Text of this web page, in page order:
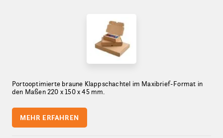
Portooptimierte braune Klappschachtel im Maxibrief-Format in
den Maßen 220 x 150 x 45 mm.
MEHR ERFAHREN